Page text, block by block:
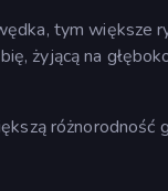
tym większe
żyjącą na
różnorodność